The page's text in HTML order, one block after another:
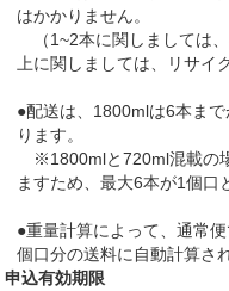
はかかりません。
（1~2本に関しましては
上に関しましては、リサイ
●配送は、1800mlは6本ま
ります。
※1800mlと720ml混載の
ますため、最大6本が1個口
●重量計算によって、通常
個口分の送料に自動計算さ
申込有効期限